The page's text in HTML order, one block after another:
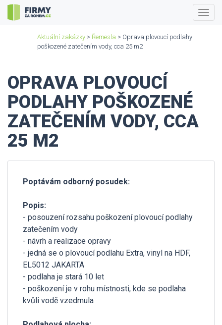
Aktuální zakázky > Řemesla > Oprava plovoucí podlahy
poškozené zatečením vody, cca 25 m2
OPRAVA PLOVOUCÍ
PODLAHY POŠKOZENÉ
ZATEČENÍM VODY, CCA
25 M2
Poptávám odborný posudek:
Popis:
- posouzení rozsahu poškození plovoucí podlahy
zatečením vody
- návrh a realizace opravy
- jedná se o plovoucí podlahu Extra, vinyl na HDF,
EL5012 JAKARTA
- podlaha je stará 10 let
- poškození je v rohu místnosti, kde se podlaha
kvůli vodě vzedmula